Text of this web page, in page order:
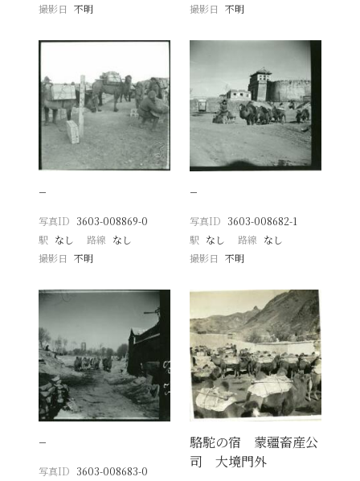
撮影日
不明
撮影日 不明
−
写真ID 3603-008869-0
駅 なし 路線 なし
撮影日
不明
−
写真ID 3603-008682-1
駅 なし 路線 なし
撮影日 不明
−
写真ID 3603-008683-0
駱駝の宿 蒙疆畜産公
司 大境門外